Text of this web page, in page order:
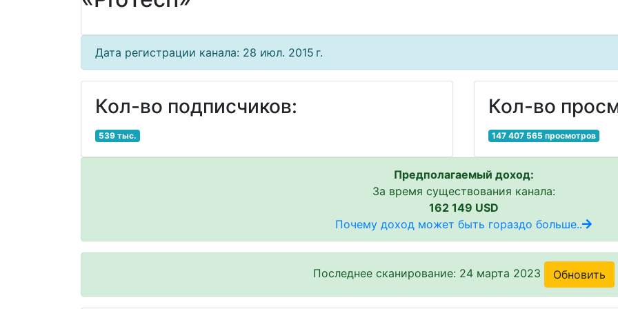
Дата регистрации канала: 28 июл. 2015 г.
Кол-во подписчиков:
539 тыс.
Кол-во
147 407 565 просмотров
Предполагаемый доход:
За время существования канала:
162 149 USD
Почему доход может быть гораздо больше..
Последнее сканирование: 24 марта 2023 Обновить